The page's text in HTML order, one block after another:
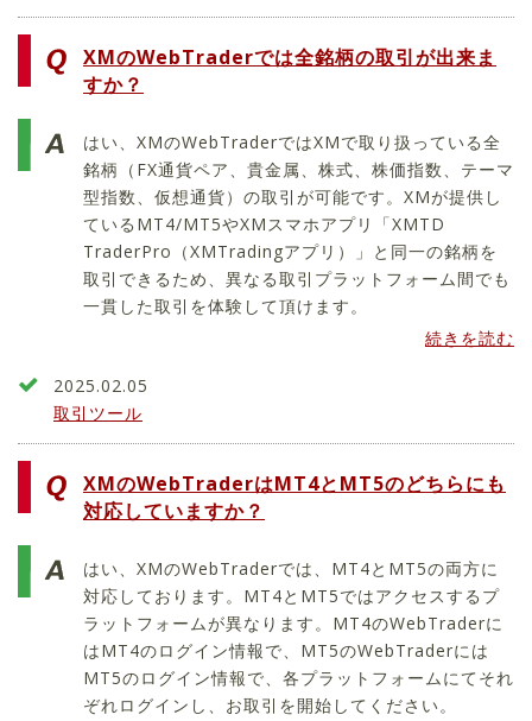
XMのWebTraderでは全銘柄の取引が出来ま
すか？
はい、XMのWebTraderではXMで取り扱っている全
銘柄（FX通貨ペア、貴金属、株式、株価指数、テーマ
型指数、仮想通貨）の取引が可能です。XMが提供し
ているMT4/MT5やXMスマホアプリ「XMTD
TraderPro（XMTradingアプリ）」と同一の銘柄を
取引できるため、異なる取引プラットフォーム間でも
一貫した取引を体験して頂けます。
続きを読む
2025.02.05
取引ツール
XMのWebTraderはMT4とMT5のどちらにも
対応していますか？
はい、XMのWebTraderでは、MT4とMT5の両方に
対応しております。MT4とMT5ではアクセスするプ
ラットフォームが異なります。MT4のWebTraderに
はMT4のログイン情報で、MT5のWebTraderには
MT5のログイン情報で、各プラットフォームにてそれ
ぞれログインし、お取引を開始してください。